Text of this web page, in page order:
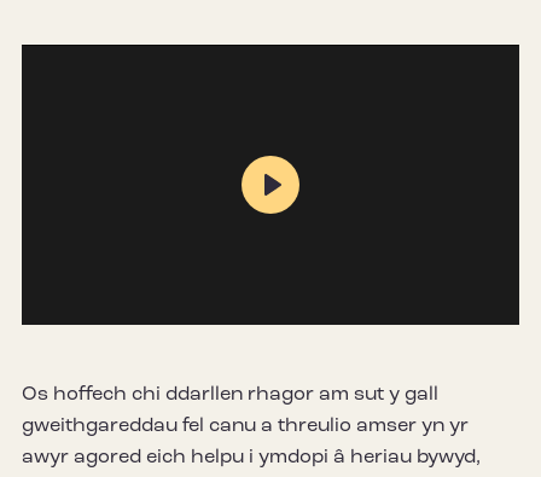
Mute Settings
Play
Os hoffech chi ddarllen rhagor am sut y gall
gweithgareddau fel canu a threulio amser yn yr
awyr agored eich helpu i ymdopi â heriau bywyd,